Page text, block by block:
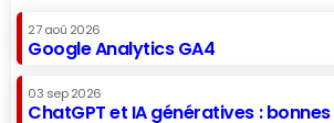
27 aoû 2026
Google Analytics GA4
03 sep 2026
ChatGPT et IA génératives :